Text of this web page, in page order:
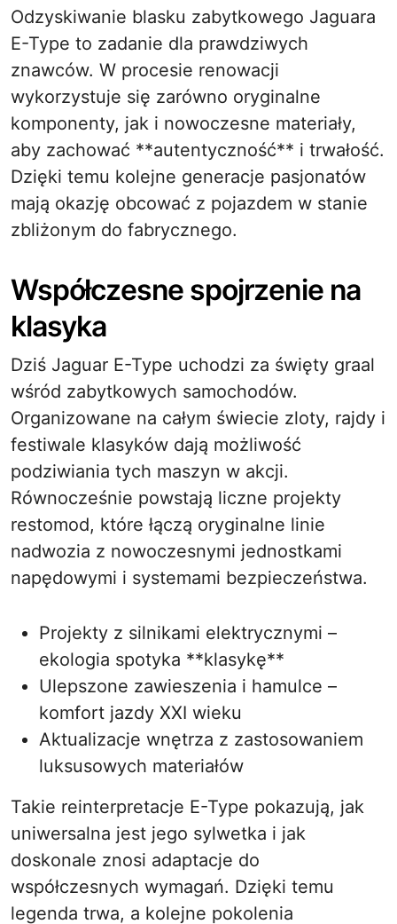
Odzyskiwanie blasku zabytkowego Jaguara
E-Type to zadanie dla prawdziwych
znawców. W procesie renowacji
wykorzystuje się zarówno oryginalne
komponenty, jak i nowoczesne materiały,
aby zachować **autentyczność** i trwałość.
Dzięki temu kolejne generacje pasjonatów
mają okazję obcować z pojazdem w stanie
zbliżonym do fabrycznego.
Współczesne spojrzenie na
klasyka
Dziś Jaguar E-Type uchodzi za święty graal
wśród zabytkowych samochodów.
Organizowane na całym świecie zloty, rajdy i
festiwale klasyków dają możliwość
podziwiania tych maszyn w akcji.
Równocześnie powstają liczne projekty
restomod, które łączą oryginalne linie
nadwozia z nowoczesnymi jednostkami
napędowymi i systemami bezpieczeństwa.
Projekty z silnikami elektrycznymi –
ekologia spotyka **klasykę**
Ulepszone zawieszenia i hamulce –
komfort jazdy XXI wieku
Aktualizacje wnętrza z zastosowaniem
luksusowych materiałów
Takie reinterpretacje E-Type pokazują, jak
uniwersalna jest jego sylwetka i jak
doskonale znosi adaptacje do
współczesnych wymagań. Dzięki temu
legenda trwa, a kolejne pokolenia